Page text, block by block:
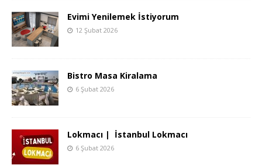
Evimi Yenilemek İstiyorum
12 Şubat 2026
Bistro Masa Kiralama
6 Şubat 2026
Lokmacı | İstanbul Lokmacı
6 Şubat 2026